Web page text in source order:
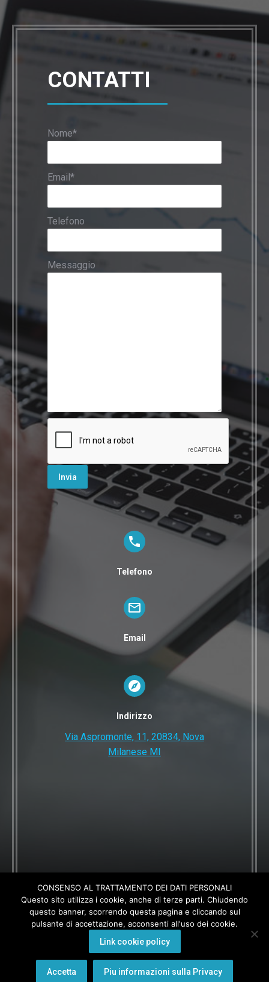
CONTATTI
Nome*
Email*
Telefono
Messaggio
Telefono
Email
Indirizzo
Via Aspromonte, 11, 20834, Nova
Milanese MI
© 2024 DESIGN BY WEB HIPER
CONSENSO AL TRATTAMENTO DEI DATI PERSONALI
Questo sito utilizza i cookie, anche di terze parti. Chiudendo
questo banner, scorrendo questa pagina e cliccando sul
pulsante di accettazione, acconsenti all'uso dei cookie.
Link cookie policy
Accetta Piu informazioni sulla Privacy